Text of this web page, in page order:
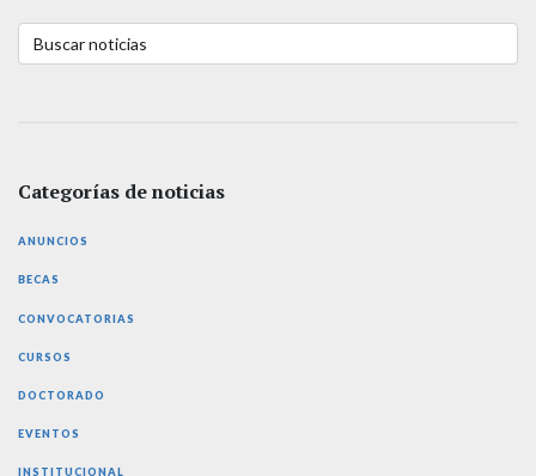
Categorías de noticias
ANUNCIOS
BECAS
CONVOCATORIAS
CURSOS
DOCTORADO
EVENTOS
INSTITUCIONAL